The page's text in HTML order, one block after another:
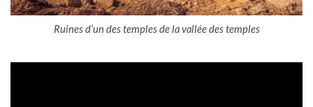
Ruines d’un des temples de la vallée des temples